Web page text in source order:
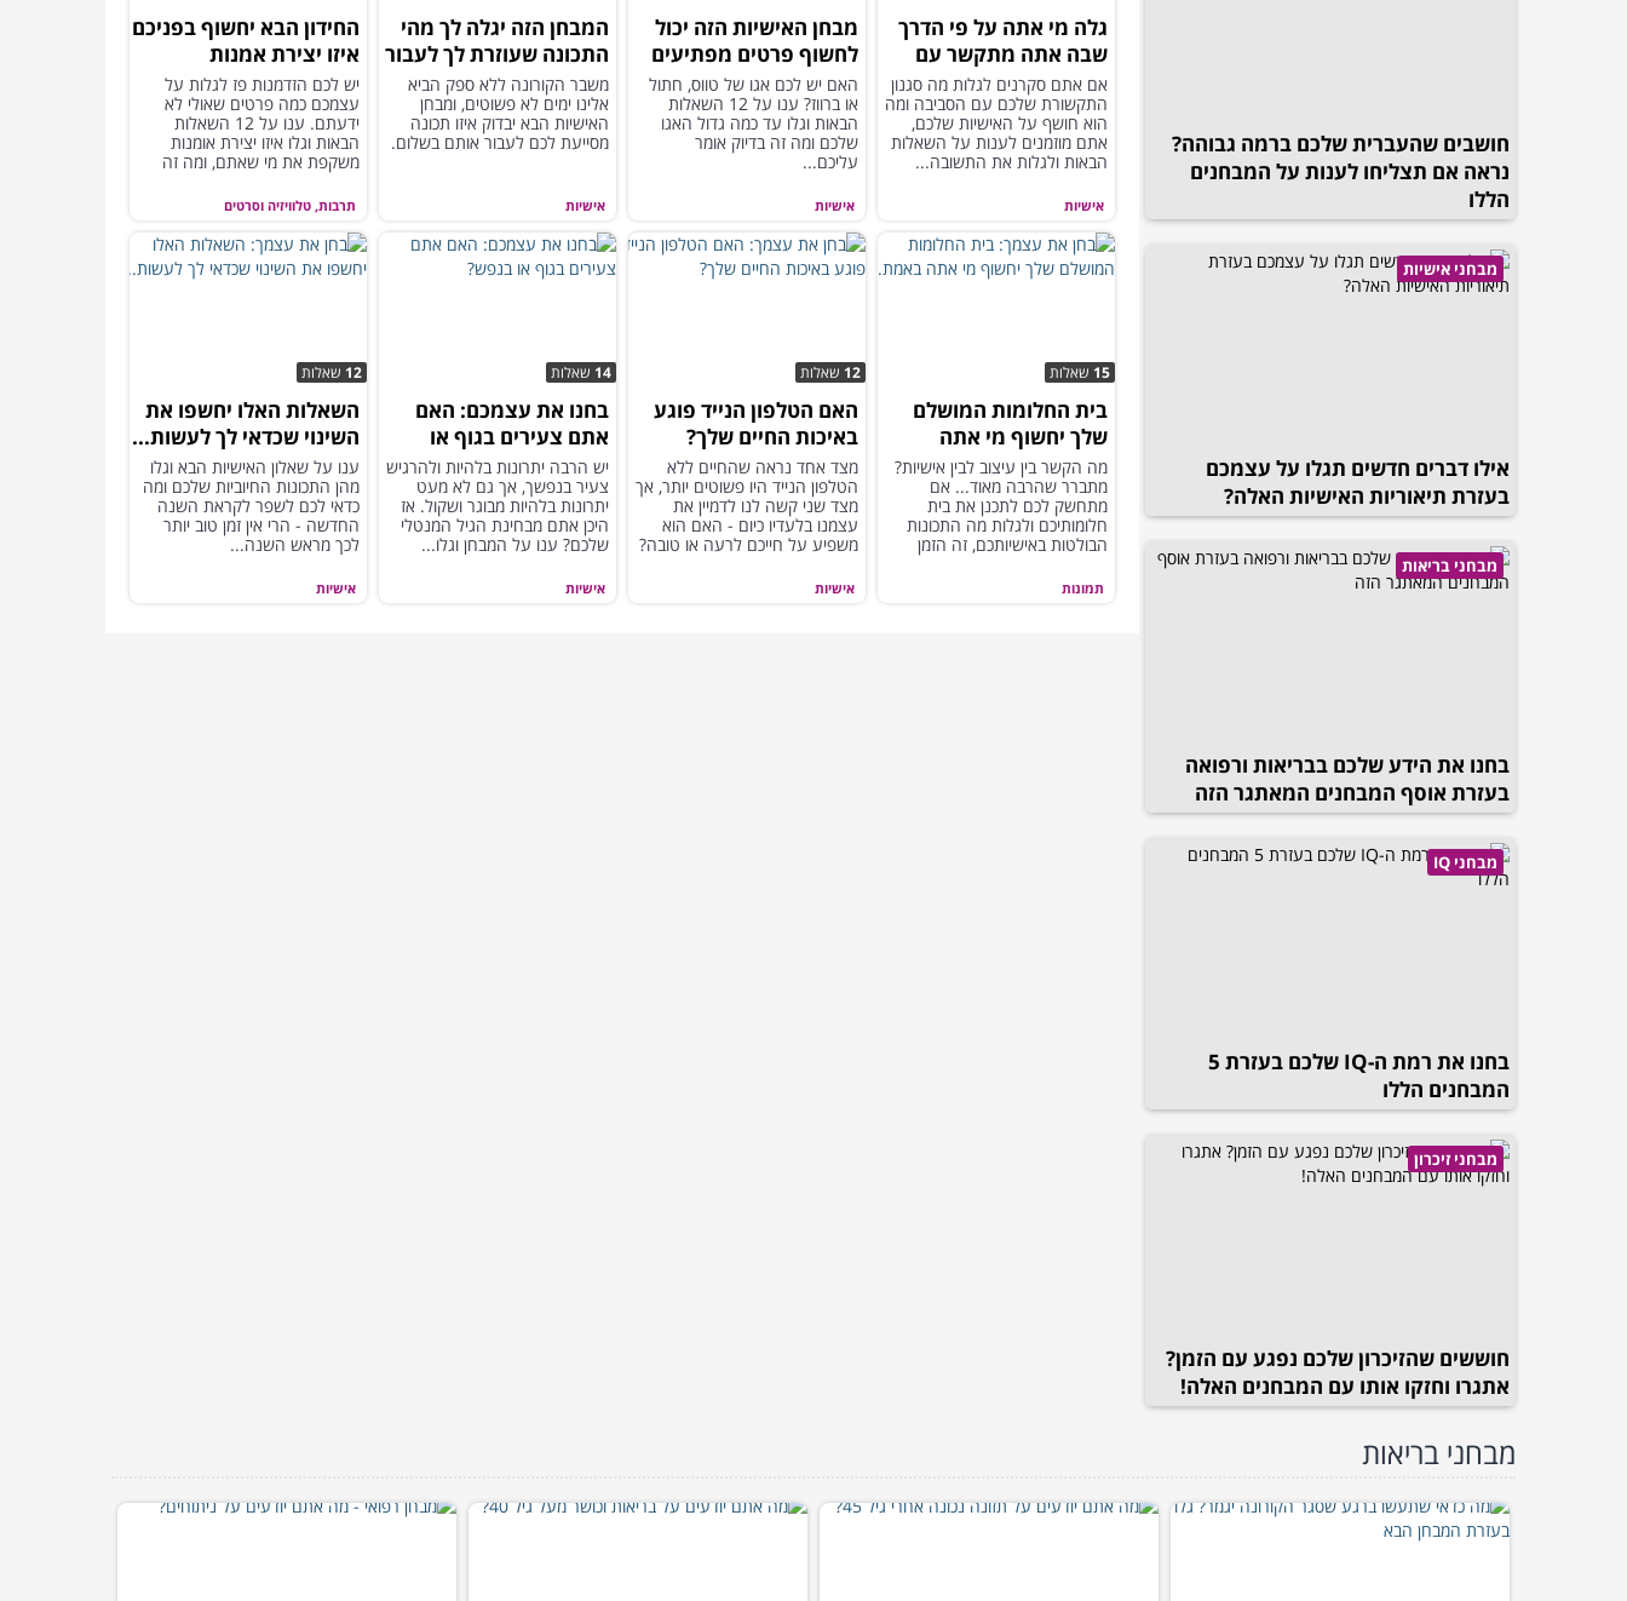
חושבים שהעברית שלכם ברמה גבוהה?
נראה אם תצליחו לענות על המבחנים
הללו
מבחני אישיות
אילו דברים חדשים תגלו על עצמכם
בעזרת תיאוריות האישיות האלה?
מבחני בריאות
בחנו את הידע שלכם בבריאות ורפואה
בעזרת אוסף המבחנים המאתגר הזה
מבחני IQ
בחנו את רמת ה-IQ שלכם בעזרת 5
המבחנים הללו
מבחני זיכרון
חוששים שהזיכרון שלכם נפגע עם הזמן?
אתגרו וחזקו אותו עם המבחנים האלה!
אישיות
גלה מי אתה על פי הדרך
שבה אתה מתקשר עם
הסביבה
אם אתם סקרנים לגלות מה סגנון
התקשורת שלכם עם הסביבה ומה
הוא חושף על האישיות שלכם,
אתם מוזמנים לענות על השאלות
הבאות ולגלות את התשובה...
אישיות
מבחן האישיות הזה יכול
לחשוף פרטים מפתיעים
מאוד על האגו שלך...
האם יש לכם אגו של טווס, חתול
או ברווז? ענו על 12 השאלות
הבאות וגלו עד כמה גדול האגו
שלכם ומה זה בדיוק אומר
עליכם...
אישיות
המבחן הזה יגלה לך מהי
התכונה שעוזרת לך לעבור
את הימים האלה...
משבר הקורונה ללא ספק הביא
אלינו ימים לא פשוטים, ומבחן
האישיות הבא יבדוק איזו תכונה
מסייעת לכם לעבור אותם בשלום.
תרבות, טלוויזיה וסרטים
החידון הבא יחשוף בפניכם
איזו יצירת אמנות
מסתתרת בנפשכם
יש לכם הזדמנות פז לגלות על
עצמכם כמה פרטים שאולי לא
ידעתם. ענו על 12 השאלות
הבאות וגלו איזו יצירת אומנות
משקפת את מי שאתם, ומה זה
אומר עליכם
תמונות
15 שאלות
בית החלומות המושלם
שלך יחשוף מי אתה
באמת...
מה הקשר בין עיצוב לבין אישיות?
מתברר שהרבה מאוד... אם
מתחשק לכם לתכנן את בית
חלומותיכם ולגלות מה התכונות
הבולטות באישיותכם, זה הזמן
אישיות
12 שאלות
האם הטלפון הנייד פוגע
באיכות החיים שלך?
מצד אחד נראה שהחיים ללא
הטלפון הנייד היו פשוטים יותר, אך
מצד שני קשה לנו לדמיין את
עצמנו בלעדיו כיום - האם הוא
משפיע על חייכם לרעה או טובה?
אישיות
14 שאלות
בחנו את עצמכם: האם
אתם צעירים בגוף או
בנפש?
יש הרבה יתרונות בלהיות ולהרגיש
צעיר בנפשך, אך גם לא מעט
יתרונות בלהיות מבוגר ושקול. אז
היכן אתם מבחינת הגיל המנטלי
שלכם? ענו על המבחן וגלו...
אישיות
12 שאלות
השאלות האלו יחשפו את
השינוי שכדאי לך לעשות...
ענו על שאלון האישיות הבא וגלו
מהן התכונות החיוביות שלכם ומה
כדאי לכם לשפר לקראת השנה
החדשה - הרי אין זמן טוב יותר
לכך מראש השנה...
מבחני בריאות